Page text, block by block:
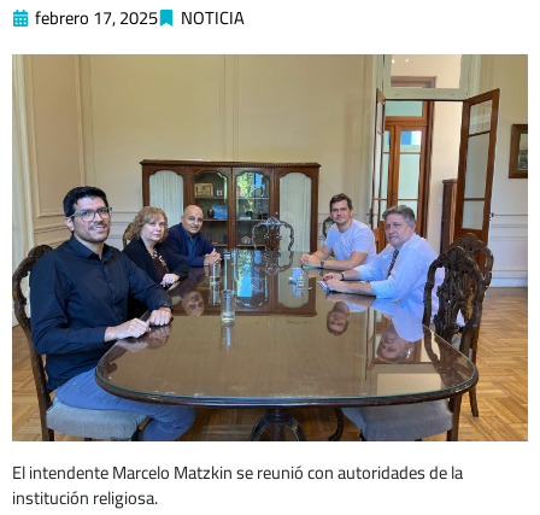
febrero 17, 2025 NOTICIA
El intendente Marcelo Matzkin se reunió con autoridades de la
institución religiosa.